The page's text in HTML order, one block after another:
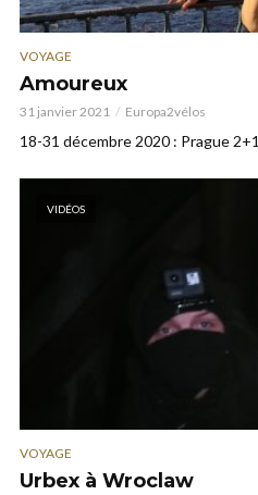
VOYAGE
Amoureux
31 janvier 2021 Europa2vélos
18-31 décembre 2020 : Prague 2+1
VIDÉOS
VOYAGE
Urbex à Wroclaw